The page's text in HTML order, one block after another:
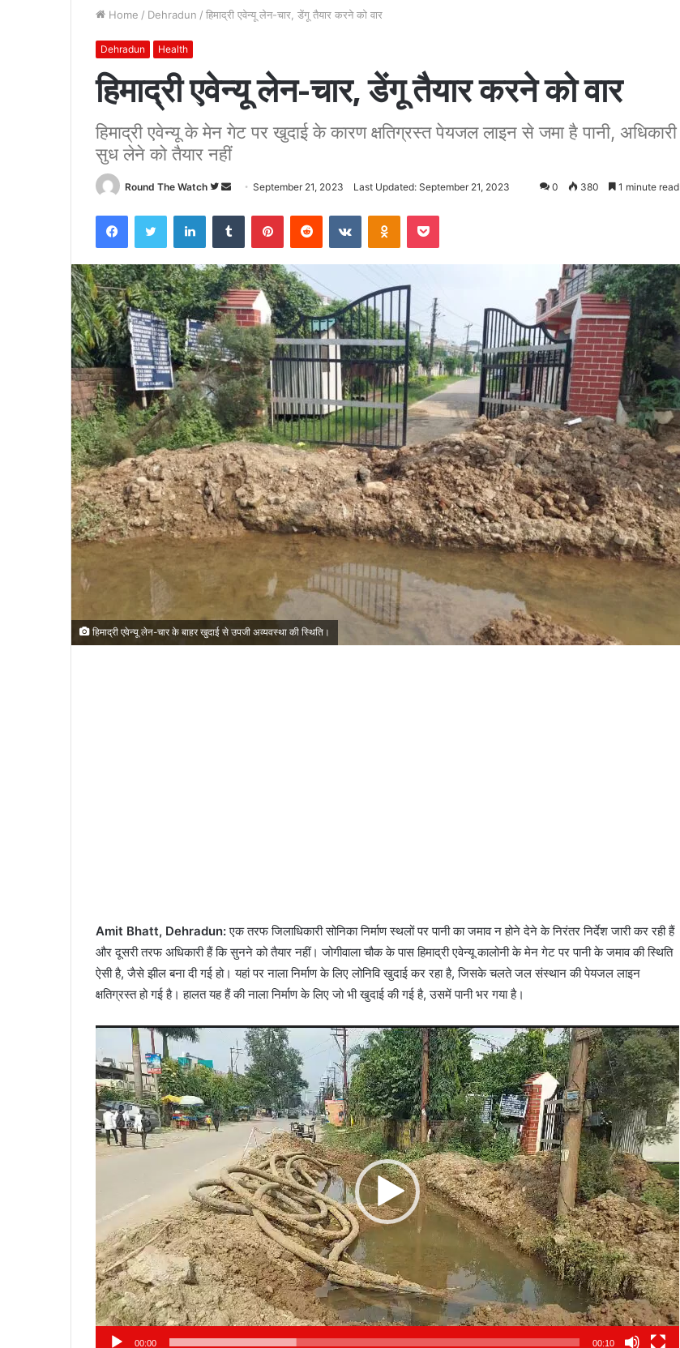
Home / Dehradun / हिमाद्री एवेन्यू लेन-चार, डेंगू तैयार करने को वार
Dehradun Health
हिमाद्री एवेन्यू लेन-चार, डेंगू तैयार करने को वार
हिमाद्री एवेन्यू के मेन गेट पर खुदाई के कारण क्षतिग्रस्त पेयजल लाइन से जमा है पानी, अधिकारी
सुध लेने को तैयार नहीं
Round The Watch
Follow
Twitter
SendSeptember 21, 2023 Last Updated: September 21, 2023 0 380 1 minute read
FacebookTwitter LinkedInTumblr PinterestReddit VKontakteOdnoklassniki
Pocket
हिमाद्री एवेन्यू लेन-चार के बाहर खुदाई से उपजी अव्यवस्था की स्थिति।
Amit Bhatt, Dehradun:एक तरफ जिलाधिकारी सोनिका निर्माण स्थलों पर पानी का जमाव न होने देने के निरंतर निर्देश जारी कर रही हैं
और दूसरी तरफ अधिकारी हैं कि सुनने को तैयार नहीं। जोगीवाला चौक के पास हिमाद्री एवेन्यू कालोनी के मेन गेट पर पानी के जमाव की स्थिति
ऐसी है, जैसे झील बना दी गई हो। यहां पर नाला निर्माण के लिए लोनिवि खुदाई कर रहा है, जिसके चलते जल संस्थान की पेयजल लाइन
क्षतिग्रस्त हो गई है। हालत यह हैं की नाला निर्माण के लिए जो भी खुदाई की गई है, उसमें पानी भर गया है।
Player
00:00 00:10